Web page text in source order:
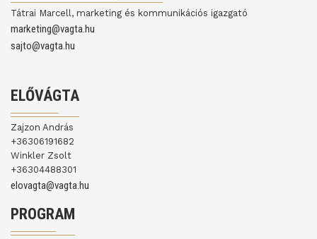
Tátrai Marcell, marketing és kommunikációs igazgató
marketing@vagta.hu
sajto@vagta.hu
ELŐVÁGTA
Zajzon András
+36306191682
Winkler Zsolt
+36304488301
elovagta@vagta.hu
PROGRAM